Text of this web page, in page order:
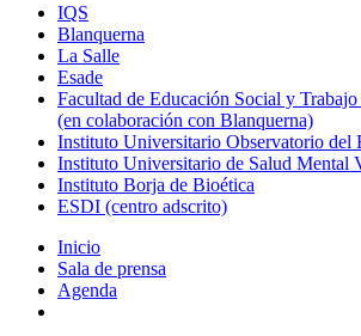
IQS
Blanquerna
La Salle
Esade
Facultad de Educación Social y Trabajo
(en colaboración con Blanquerna)
Instituto Universitario Observatorio del
Instituto Universitario de Salud Mental
Instituto Borja de Bioética
ESDI (centro adscrito)
Inicio
Sala de prensa
Agenda